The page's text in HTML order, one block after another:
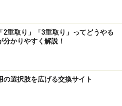
2重取り」「3重取り」ってどうやる
分かりやすく解説！
の選択肢を広げる交換サイト